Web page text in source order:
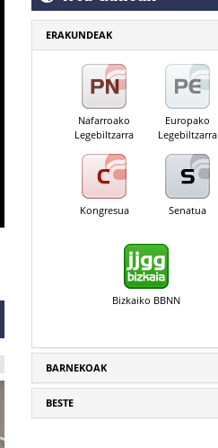
ERAKUNDEAK
Nafarroako
Legebiltzarra
Europako
Legebiltzarra
Kongresua Senatua
Bizkaiko BBNN
BARNEKOAK
BESTE